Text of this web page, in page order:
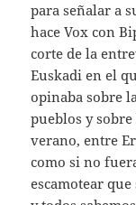
para señalar a
hace Vox con
corte de la
Euskadi en el
opinaba sobre
pueblos y
verano, entre
como si no
escamotear que